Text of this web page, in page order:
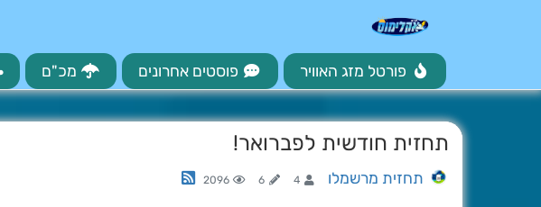
פורטל מזג האוויר פוסטים אחרונים מכ"ם
תחזית חודשית לפברואר!
תחזית מרשמלו 4
6
2096